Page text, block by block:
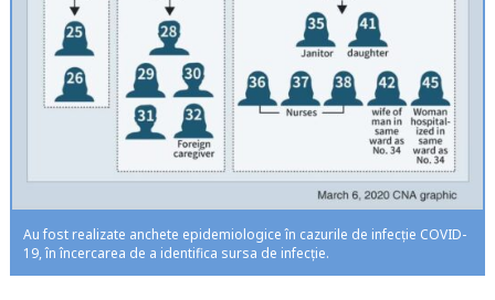
Au fost realizate anchete epidemiologice în cazurile de infecție COVID-
19, în încercarea de a identifica sursa de infecție.